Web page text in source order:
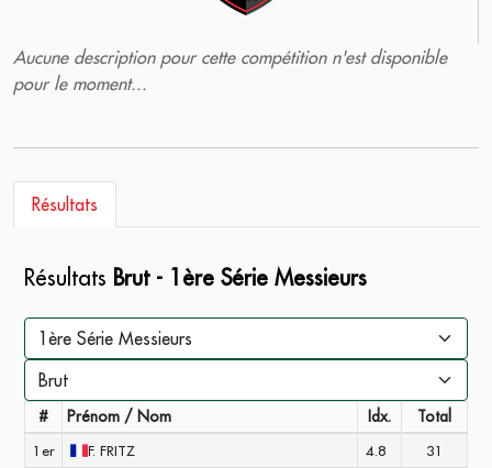
Aucune description pour cette compétition n'est disponible
pour le moment...
Résultats
Résultats Brut - 1ère Série Messieurs
# Prénom / Nom Idx. Total
1er F. FRITZ 4.8
31